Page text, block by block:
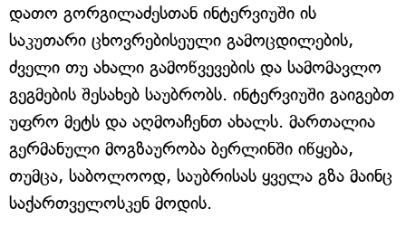
დათო გორგილაძესთან ინტერვიუში ის
საკუთარი ცხოვრებისეული გამოცდილების,
ძველი თუ ახალი გამოწვევების და სამომავლო
გეგმების შესახებ საუბრობს. ინტერვიუში გაიგებთ
უფრო მეტს და აღმოაჩენთ ახალს. მართალია
გერმანული მოგზაურობა ბერლინში იწყება,
თუმცა, საბოლოოდ, საუბრისას ყველა გზა მაინც
საქართველოსკენ მოდის.